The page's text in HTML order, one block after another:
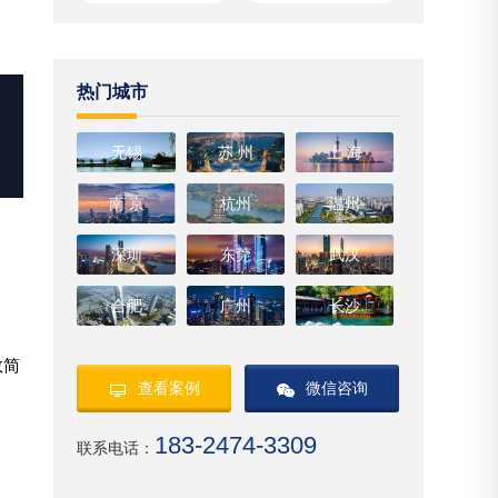
热门城市
无锡 苏 州 上 海
南 京 杭州 温州
深圳 东莞 武汉
合肥 广州 长沙
查看案例 微信咨询
联系电话： 183-2474-3309
简